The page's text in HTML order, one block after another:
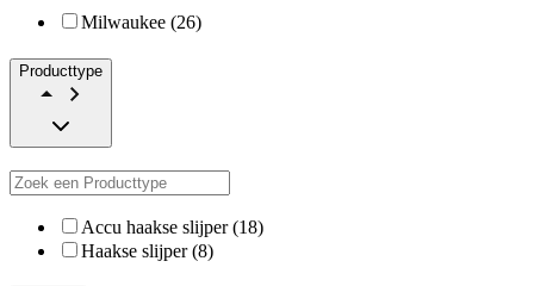
Milwaukee (26)
Producttype
Accu haakse slijper (18)
Haakse slijper (8)